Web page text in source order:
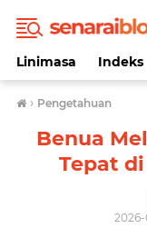
Linimasa Indeks
› Pengetahuan
Benua
Tepat
2026-